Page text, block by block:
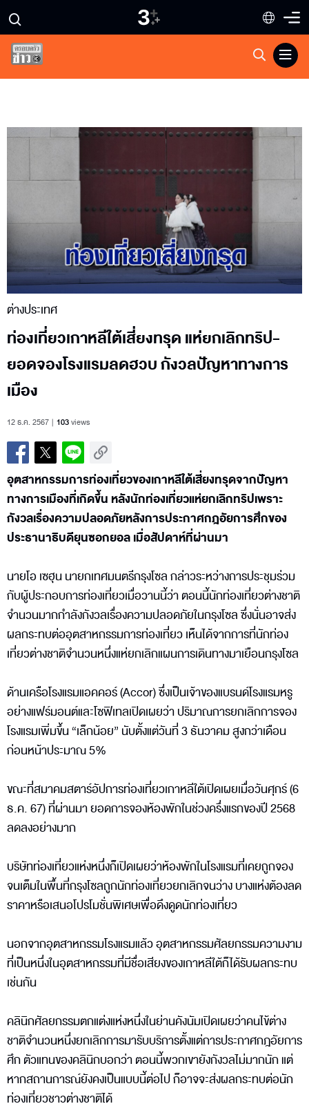
ต่างประเทศ
ท่องเที่ยวเกาหลีใต้เสี่ยงทรุด แห่ยกเลิกทริป-
ยอดจองโรงแรมลดฮวบ กังวลปัญหาทางการ
เมือง
12 ธ.ค. 2567 103views
อุตสาหกรรมการท่องเที่ยวของเกาหลีใต้เสี่ยงทรุดจากปัญหา
ทางการเมืองที่เกิดขึ้น หลังนักท่องเที่ยวแห่ยกเลิกทริปเพราะ
กังวลเรื่องความปลอดภัยหลังการประกาศกฎอัยการศึกของ
ประธานาธิบดียุนซอกยอล เมื่อสัปดาห์ที่ผ่านมา
นายโอ เซฮุน นายกเทศมนตรีกรุงโซล กล่าวระหว่างการประชุมร่วม
กับผู้ประกอบการท่องเที่ยวเมื่อวานนี้ว่า ตอนนี้นักท่องเที่ยวต่างชาติ
จำนวนมากกำลังกังวลเรื่องความปลอดภัยในกรุงโซล ซึ่งนั่นอาจส่ง
ผลกระทบต่ออุตสาหกรรมการท่องเที่ยว เห็นได้จากการที่นักท่อง
เที่ยวต่างชาติจำนวนหนึ่งแห่ยกเลิกแผนการเดินทางมาเยือนกรุงโซล
ด้านเครือโรงแรมแอคคอร์ (Accor) ซึ่งเป็นเจ้าของแบรนด์โรงแรมหรู
อย่างแฟร์มอนต์และโซฟิเทลเปิดเผยว่า ปริมาณการยกเลิกการจอง
โรงแรมเพิ่มขึ้น “เล็กน้อย” นับตั้งแต่วันที่ 3 ธันวาคม สูงกว่าเดือน
ก่อนหน้าประมาณ 5%
ขณะที่สมาคมสตาร์อัปการท่องเที่ยวเกาหลีใต้เปิดเผยเมื่อวันศุกร์ (6
ธ.ค. 67) ที่ผ่านมา ยอดการจองห้องพักในช่วงครึ่งแรกของปี 2568
ลดลงอย่างมาก
บริษัทท่องเที่ยวแห่งหนึ่งก็เปิดเผยว่าห้องพักในโรงแรมที่เคยถูกจอง
จนเต็มในพื้นที่กรุงโซลถูกนักท่องเที่ยวยกเลิกจนว่าง บางแห่งต้องลด
ราคาหรือเสนอโปรโมชั่นพิเศษเพื่อดึงดูดนักท่องเที่ยว
นอกจากอุตสาหกรรมโรงแรมแล้ว อุตสาหกรรมศัลยกรรมความงาม
ที่เป็นหนึ่งในอุตสาหกรรมที่มีชื่อเสียงของเกาหลีใต้ก็ได้รับผลกระทบ
เช่นกัน
คลินิกศัลยกรรมตกแต่งแห่งหนึ่งในย่านคังนัมเปิดเผยว่าคนไข้ต่าง
ชาติจำนวนหนึ่งยกเลิกการมารับบริการตั้งแต่การประกาศกฎอัยการ
ศึก ตัวแทนของคลินิกบอกว่า ตอนนี้พวกเขายังกังวลไม่มากนัก แต่
หากสถานการณ์ยังคงเป็นแบบนี้ต่อไป ก็อาจจะส่งผลกระทบต่อนัก
ท่องเที่ยวชาวต่างชาติได้